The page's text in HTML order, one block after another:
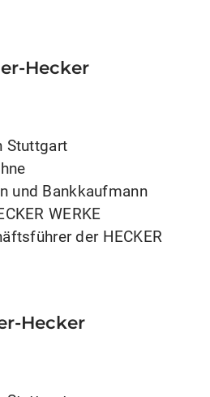
Hecker
Stuttgart
und Bankkaufmann
WERKE
der HECKER
Hecker